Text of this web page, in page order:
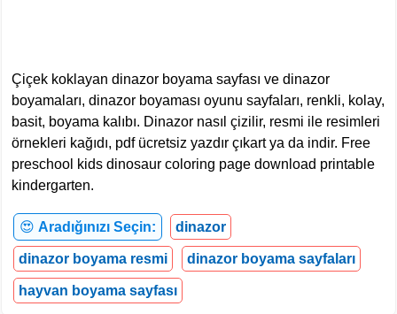
Çiçek koklayan dinazor boyama sayfası ve dinazor
boyamaları, dinazor boyaması oyunu sayfaları, renkli, kolay,
basit, boyama kalıbı. Dinazor nasıl çizilir, resmi ile resimleri
örnekleri kağıdı, pdf ücretsiz yazdır çıkart ya da indir. Free
preschool kids dinosaur coloring page download printable
kindergarten.
😍 Aradığınızı Seçin: dinazor
dinazor boyama resmi dinazor boyama sayfaları
hayvan boyama sayfası